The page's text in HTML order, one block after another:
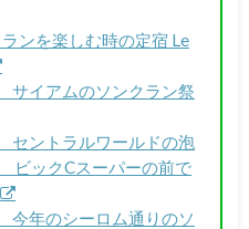
ンを楽しむ時の定宿 Le
イアムのソンクラン祭
ントラルワールドの泡
ビックCスーパーの前で
年のシーロム通りのソ